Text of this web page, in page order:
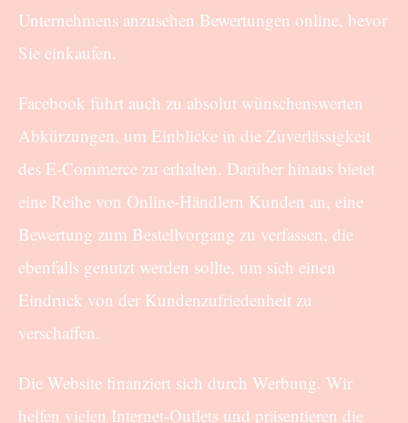
Unternehmens anzusehen Bewertungen online, bevor
Sie einkaufen.
Facebook führt auch zu absolut wünschenswerten
Abkürzungen, um Einblicke in die Zuverlässigkeit
des E-Commerce zu erhalten. Darüber hinaus bietet
eine Reihe von Online-Händlern Kunden an, eine
Bewertung zum Bestellvorgang zu verfassen, die
ebenfalls genutzt werden sollte, um sich einen
Eindruck von der Kundenzufriedenheit zu
verschaffen.
Die Website finanziert sich durch Werbung. Wir
helfen vielen Internet-Outlets und präsentieren die